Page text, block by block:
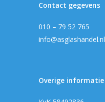
Contact gegevens
010 – 79 52 765
info@asglashandel.nl
Overige informatie